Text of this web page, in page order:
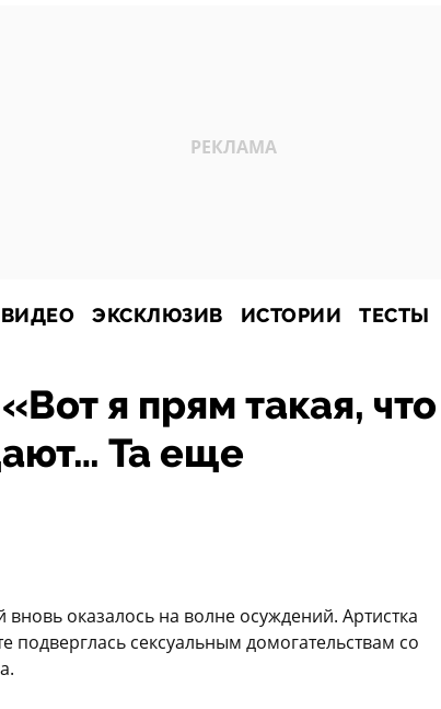
ВИДЕО ЭКСКЛЮЗИВ ИСТОРИИ ТЕСТЫ
я прям такая, что
Та еще
оказалось на волне осуждений. Артистка
подверглась сексуальным домогательствам со